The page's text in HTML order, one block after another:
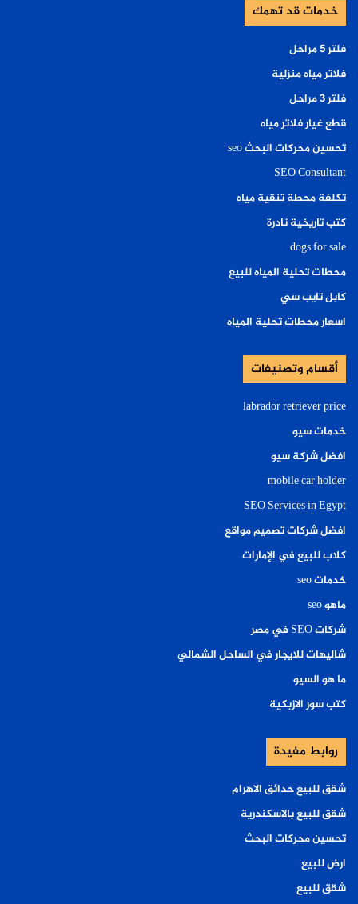
خدمات قد تهمك
فلتر ٥ مراحل
فلاتر مياه منزلية
فلتر ٣ مراحل
قطع غيار فلاتر مياه
تحسين محركات البحث seo
SEO Consultant
تكلفة محطة تنقية مياه
كتب تاريخية نادرة
dogs for sale
محطات تحلية المياه للبيع
كابل تايب سي
اسعار محطات تحلية المياه
أقسام وتصنيفات
labrador retriever price
خدمات سيو
افضل شركة سيو
mobile car holder
SEO Services in Egypt
افضل شركات تصميم مواقع
كلاب للبيع في الإمارات
خدمات seo
ماهو seo
شركات SEO في مصر
شاليهات للايجار في الساحل الشمالي
ما هو السيو
كتب سور الازبكية
روابط مفيدة
شقق للبيع حدائق الاهرام
شقق للبيع بالاسكندرية
تحسين محركات البحث
ارض للبيع
شقق للبيع